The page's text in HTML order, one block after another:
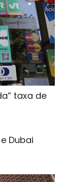
taxa de
Dubai